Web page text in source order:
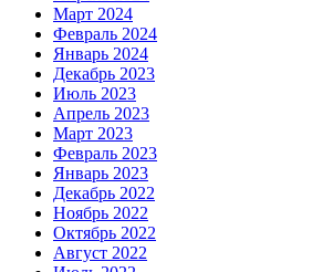
Март 2024
Февраль 2024
Январь 2024
Декабрь 2023
Июль 2023
Апрель 2023
Март 2023
Февраль 2023
Январь 2023
Декабрь 2022
Ноябрь 2022
Октябрь 2022
Август 2022